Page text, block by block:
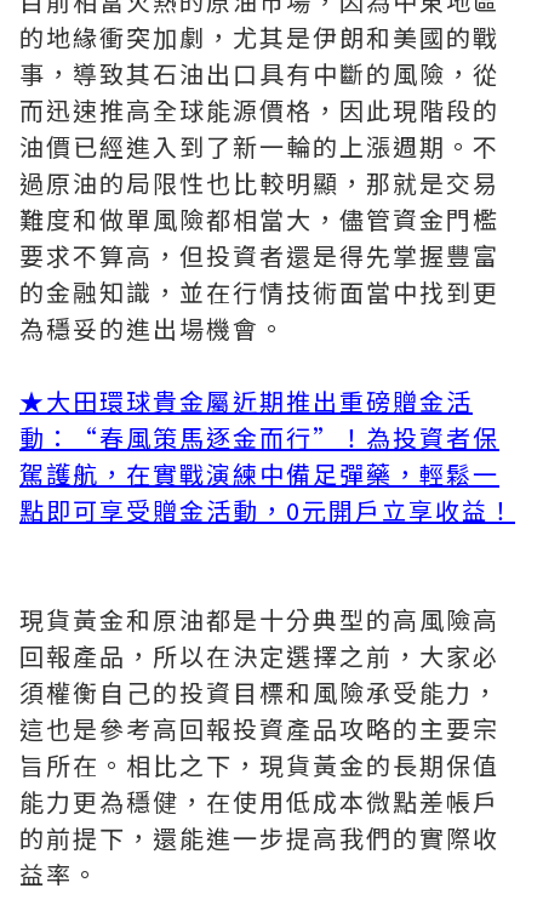
的地緣衝突加劇，尤其是伊朗和美國的戰
事，導致其石油出口具有中斷的風險，從
而迅速推高全球能源價格，因此現階段的
油價已經進入到了新一輪的上漲週期。不
過原油的局限性也比較明顯，那就是交易
難度和做單風險都相當大，儘管資金門檻
要求不算高，但投資者還是得先掌握豐富
的金融知識，並在行情技術面當中找到更
為穩妥的進出場機會。
★大田環球貴金屬近期推出重磅贈金活
動：“春風策馬逐金而行”！為投資者保
駕護航，在實戰演練中備足彈藥，輕鬆一
點即可享受贈金活動，0元開戶立享收益！
現貨黃金和原油都是十分典型的高風險高
回報產品，所以在決定選擇之前，大家必
須權衡自己的投資目標和風險承受能力，
這也是參考高回報投資產品攻略的主要宗
旨所在。相比之下，現貨黃金的長期保值
能力更為穩健，在使用低成本微點差帳戶
的前提下，還能進一步提高我們的實際收
益率。